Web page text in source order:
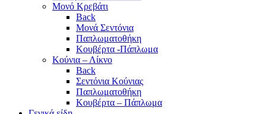
Μονό Κρεβάτι
Back
Μονά Σεντόνια
Παπλωματοθήκη
Κουβέρτα -Πάπλωμα
Κούνια – Λίκνο
Back
Σεντόνια Κούνιας
Παπλωματοθήκη
Κουβέρτα – Πάπλωμα